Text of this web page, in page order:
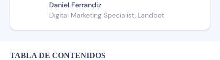
Daniel Ferrandiz
Digital Marketing Specialist, Landbot
TABLA DE CONTENIDOS